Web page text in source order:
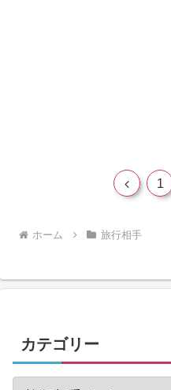
前
1
ホーム 旅行相手
カテゴリー